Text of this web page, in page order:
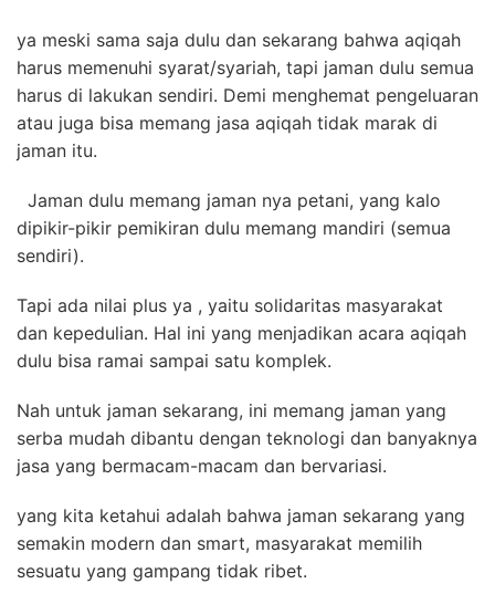
ya meski sama saja dulu dan sekarang bahwa aqiqah
harus memenuhi syarat/syariah, tapi jaman dulu semua
harus di lakukan sendiri. Demi menghemat pengeluaran
atau juga bisa memang jasa aqiqah tidak marak di
jaman itu.
Jaman dulu memang jaman nya petani, yang kalo
dipikir-pikir pemikiran dulu memang mandiri (semua
sendiri).
Tapi ada nilai plus ya , yaitu solidaritas masyarakat
dan kepedulian. Hal ini yang menjadikan acara aqiqah
dulu bisa ramai sampai satu komplek.
Nah untuk jaman sekarang, ini memang jaman yang
serba mudah dibantu dengan teknologi dan banyaknya
jasa yang bermacam-macam dan bervariasi.
yang kita ketahui adalah bahwa jaman sekarang yang
semakin modern dan smart, masyarakat memilih
sesuatu yang gampang tidak ribet.